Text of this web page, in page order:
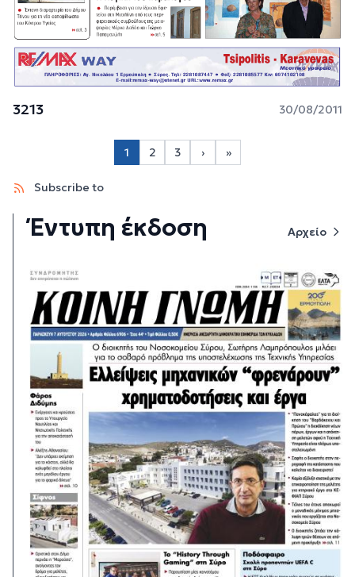
3213 30/08/2011
Σελιδοποίηση
1 Page 2
2 Page 3
3
Next page
›
Last page
»
Subscribe to
Έντυπη έκδοση Αρχείο